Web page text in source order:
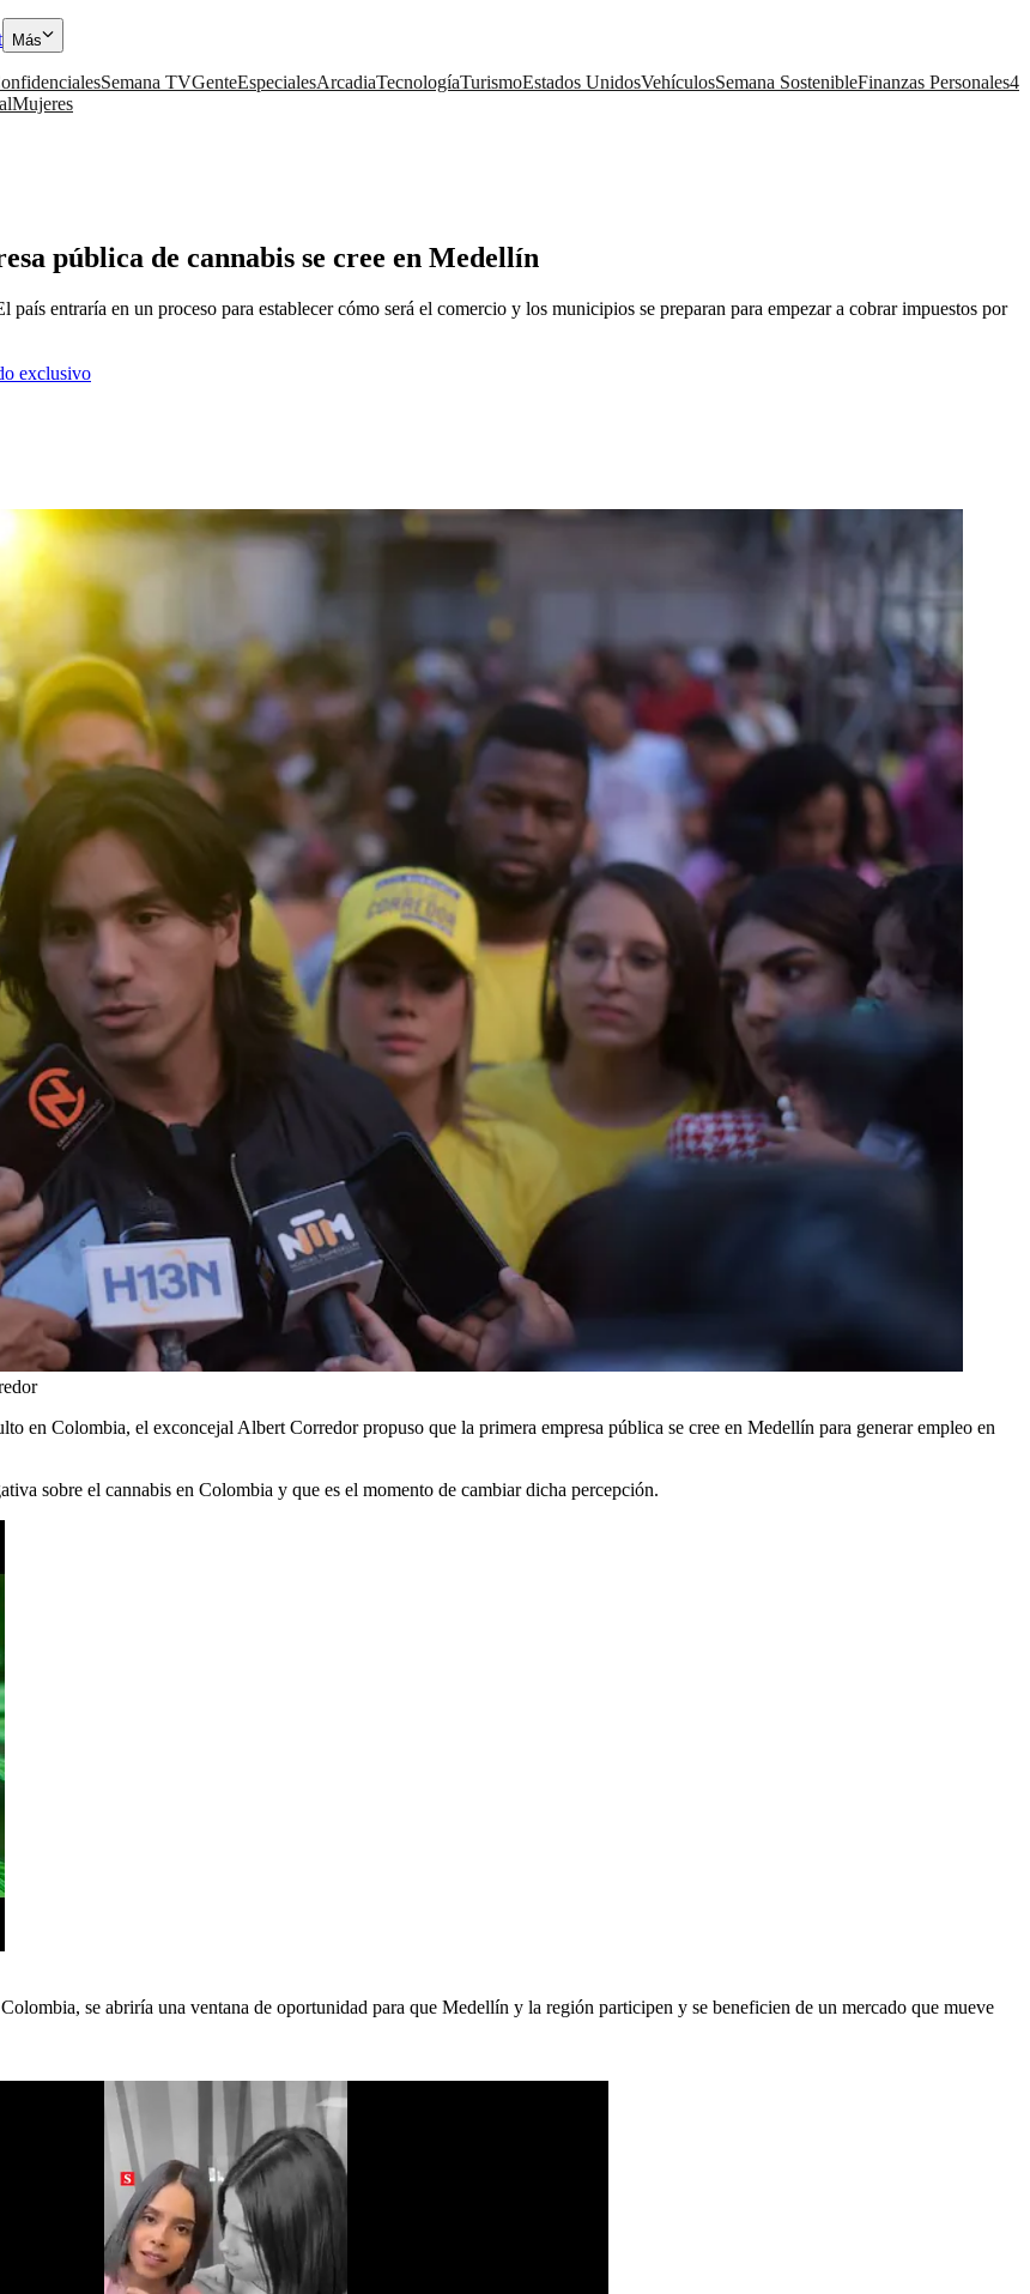
Más
Semana TVGenteEspecialesArcadiaTecnologíaTurismoEstados UnidosVehículosSemana SostenibleFinanzas Personales4
Mujeres
pública de cannabis se cree en Medellín
entraría en un proceso para establecer cómo será el comercio y los municipios se preparan para empezar a cobrar impuestos por
exclusivo
en Colombia, el exconcejal Albert Corredor propuso que la primera empresa pública se cree en Medellín para generar empleo en
sobre el cannabis en Colombia y que es el momento de cambiar dicha percepción.
se abriría una ventana de oportunidad para que Medellín y la región participen y se beneficien de un mercado que mueve